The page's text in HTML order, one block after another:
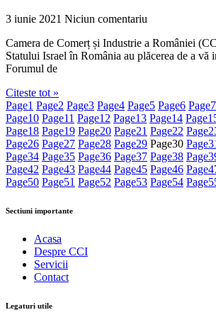
3 iunie 2021 Niciun comentariu
Camera de Comerț și Industrie a României
Statului Israel în România au plăcerea de a vă
Forumul de
Citeste tot »
Page1 Page2 Page3 Page4 Page5 Page6 Page7
Page10 Page11 Page12 Page13 Page14 Page
Page18 Page19 Page20 Page21 Page22 Page
Page26 Page27 Page28 Page29 Page30 Page
Page34 Page35 Page36 Page37 Page38 Page
Page42 Page43 Page44 Page45 Page46 Page
Page50 Page51 Page52 Page53 Page54 Page
Sectiuni importante
Acasa
Despre CCI
Servicii
Contact
Legaturi utile